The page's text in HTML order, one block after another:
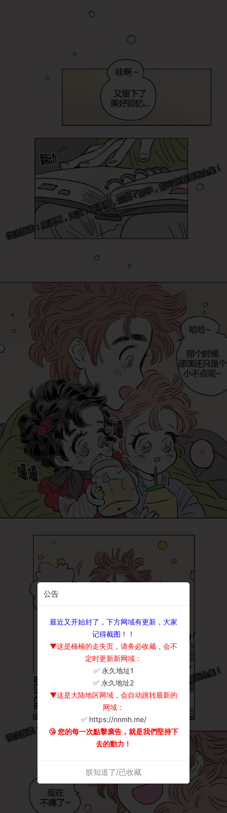
公告
最近又开始封了，下方网域有更新，大家
记得截图！！
▼这是楠楠的走失页，请务必收藏，会不
定时更新新网域：
✅ 永久地址1
✅ 永久地址2
▼这是大陆地区网域，会自动跳转最新的
网域：
✅ https://nnmh.me/
😘 您的每一次點擊廣告，就是我們堅持下
去的動力！
朕知道了/已收藏